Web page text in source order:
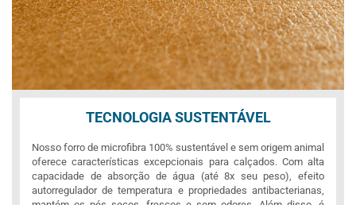
TECNOLOGIA SUSTENTÁVEL
Nosso forro de microfibra 100% sustentável e sem origem animal
oferece características excepcionais para calçados. Com alta
capacidade de absorção de água (até 8x seu peso), efeito
autorregulador de temperatura e propriedades antibacterianas,